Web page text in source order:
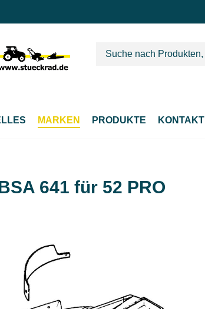
MARKEN PRODUKTE KONTAKT
641 für 52 PRO